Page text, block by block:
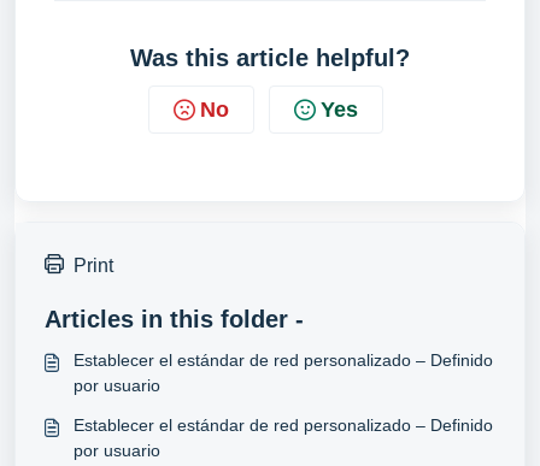
Was this article helpful?
No Yes
Print
Articles in this folder -
Establecer el estándar de red personalizado – Definido
por usuario
Establecer el estándar de red personalizado – Definido
por usuario